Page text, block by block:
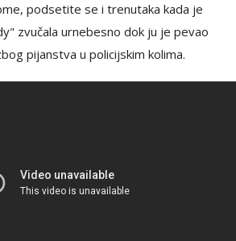
podsetite se i trenutaka kada je
zvučala urnebesno dok ju je pevao
pijanstva u policijskim kolima.